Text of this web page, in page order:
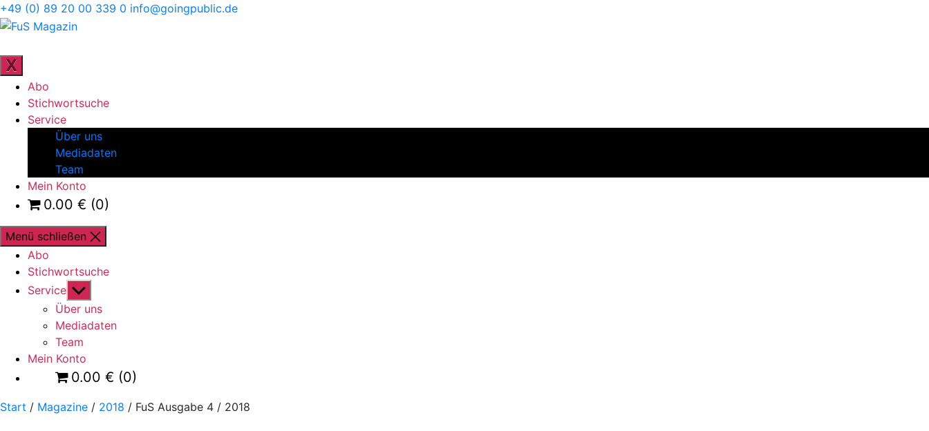
Direkt
zum
wechseln
+49 (0) 89 20 00 339 0 info@goingpublic.de
FuS
X
Abo
Stichwortsuche
Service
Über uns
Mediadaten
Team
Mein Konto
0.00 € (0)
Menü schließen
Abo
Stichwortsuche
Service Untermenü
anzeigen
Über uns
Mediadaten
Team
Mein Konto
0.00 € (0)
Start / Magazine / 2018 / FuS Ausgabe 4 / 2018